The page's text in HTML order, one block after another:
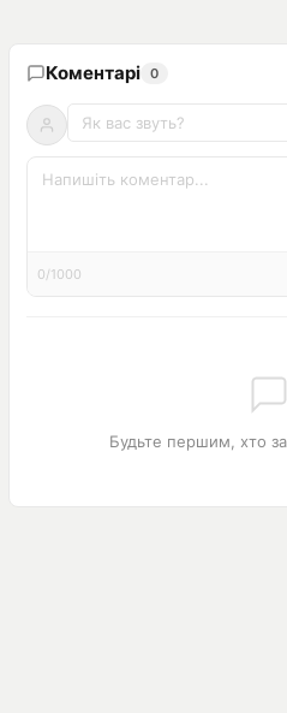
Коментарі 0
0/1000
Будьте першим, хто